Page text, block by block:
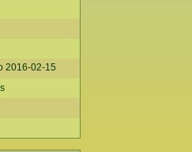
2016-02-15